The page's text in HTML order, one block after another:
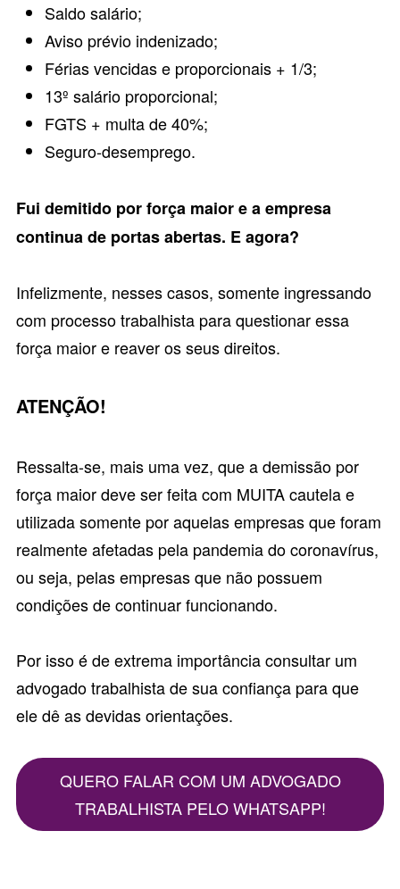
Saldo salário;
Aviso prévio indenizado;
Férias vencidas e proporcionais + 1/3;
13º salário proporcional;
FGTS + multa de 40%;
Seguro-desemprego.
Fui demitido por força maior e a empresa
continua de portas abertas. E agora?
Infelizmente, nesses casos, somente ingressando
com processo trabalhista para questionar essa
força maior e reaver os seus direitos.
ATENÇÃO!
Ressalta-se, mais uma vez, que a demissão por
força maior deve ser feita com MUITA cautela e
utilizada somente por aquelas empresas que foram
realmente afetadas pela pandemia do coronavírus,
ou seja, pelas empresas que não possuem
condições de continuar funcionando.
Por isso é de extrema importância consultar um
advogado trabalhistade sua confiança para que
ele dê as devidas orientações.
QUERO FALAR COM UM ADVOGADO
TRABALHISTA PELO WHATSAPP!